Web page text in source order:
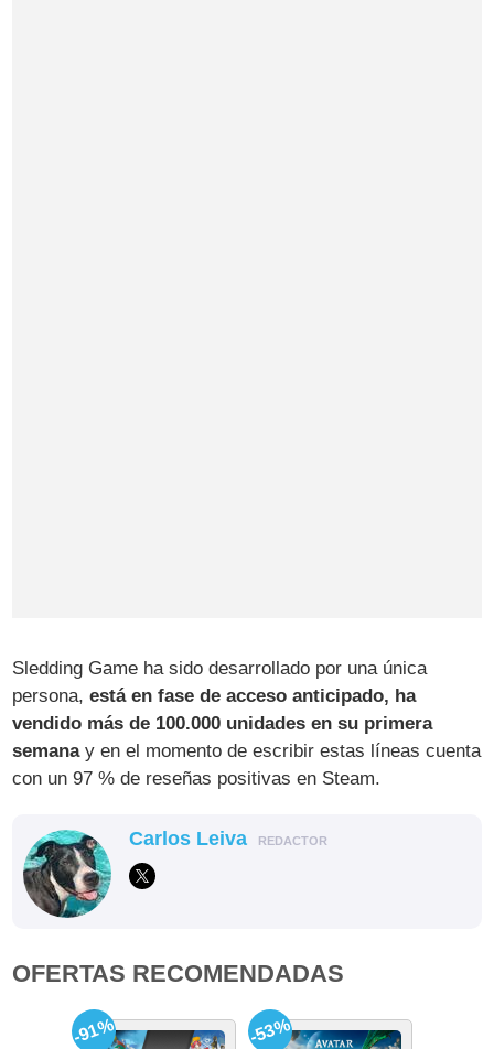
Sledding Game ha sido desarrollado por una única
persona,está en fase de acceso anticipado, ha
vendido más de 100.000 unidades en su primera
semanay en el momento de escribir estas líneas cuenta
con un 97 % de reseñas positivas en Steam.
Carlos Leiva REDACTOR
OFERTAS RECOMENDADAS
-91% -53%